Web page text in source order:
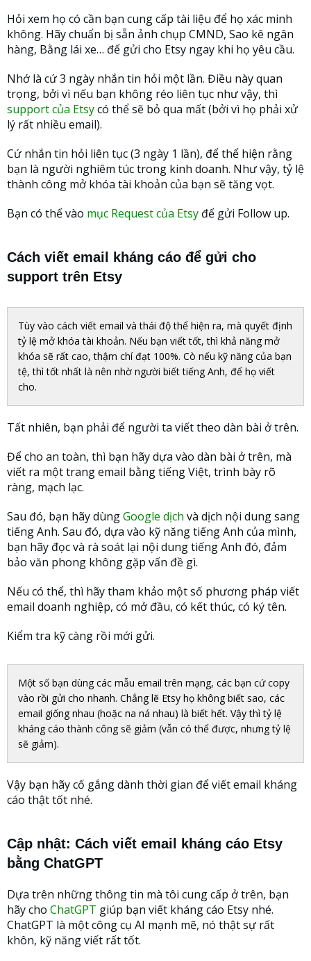
Hỏi xem họ có cần bạn cung cấp tài liệu để họ xác minh
không. Hãy chuẩn bị sẵn ảnh chụp CMND, Sao kê ngân
hàng, Bằng lái xe… để gửi cho Etsy ngay khi họ yêu cầu.
Nhớ là cứ 3 ngày nhắn tin hỏi một lần. Điều này quan
trọng, bởi vì nếu bạn không réo liên tục như vậy, thì
support của Etsycó thể sẽ bỏ qua mất (bởi vì họ phải xử
lý rất nhiều email).
Cứ nhắn tin hỏi liên tục (3 ngày 1 lần), để thể hiện rằng
bạn là người nghiêm túc trong kinh doanh. Như vậy, tỷ lệ
thành công mở khóa tài khoản của bạn sẽ tăng vọt.
Bạn có thể vào mục Request của Etsy để gửi Follow up.
Cách viết email kháng cáo để gửi cho
support trên Etsy
Tùy vào cách viết email và thái độ thể hiện ra, mà quyết định
tỷ lệ mở khóa tài khoản. Nếu bạn viết tốt, thì khả năng mở
khóa sẽ rất cao, thậm chí đạt 100%. Cò nếu kỹ năng của bạn
tệ, thì tốt nhất là nên nhờ người biết tiếng Anh, để họ viết
cho.
Tất nhiên, bạn phải để người ta viết theo dàn bài ở trên.
Để cho an toàn, thì bạn hãy dựa vào dàn bài ở trên, mà
viết ra một trang email bằng tiếng Việt, trình bày rõ
ràng, mạch lạc.
Sau đó, bạn hãy dùngGoogle dịch và dịch nội dung sang
tiếng Anh. Sau đó, dựa vào kỹ năng tiếng Anh của mình,
bạn hãy đọc và rà soát lại nội dung tiếng Anh đó, đảm
bảo văn phong không gặp vấn đề gì.
Nếu có thể, thì hãy tham khảo một số phương pháp viết
email doanh nghiệp, có mở đầu, có kết thúc, có ký tên.
Kiểm tra kỹ càng rồi mới gửi.
Một số bạn dùng các mẫu email trên mạng, các bạn cứ copy
vào rồi gửi cho nhanh. Chẳng lẽ Etsy họ không biết sao, các
email giống nhau (hoặc na ná nhau) là biết hết. Vậy thì tỷ lệ
kháng cáo thành công sẽ giảm (vẫn có thể được, nhưng tỷ lệ
sẽ giảm).
Vậy bạn hãy cố gắng dành thời gian để viết email kháng
cáo thật tốt nhé.
Cập nhật: Cách viết email kháng cáo Etsy
bằng ChatGPT
Dựa trên những thông tin mà tôi cung cấp ở trên, bạn
hãy cho ChatGPT giúp bạn viết kháng cáo Etsy nhé.
ChatGPT là một công cụ AI mạnh mẽ, nó thật sự rất
khôn, kỹ năng viết rất tốt.